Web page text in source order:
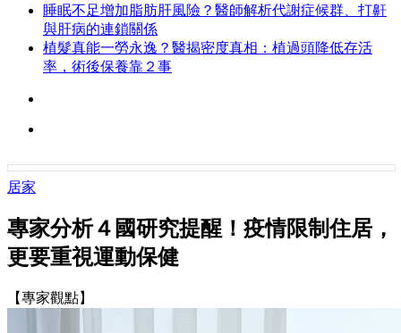
睡眠不足增加脂肪肝風險？醫師解析代謝症候群、打鼾
與肝病的連鎖關係
植髮真能一勞永逸？醫揭密度真相：植過頭降低存活
率，術後保養靠２事
居家
專家分析４國研究提醒！疫情限制住居，
更要重視運動保健
【專家觀點】